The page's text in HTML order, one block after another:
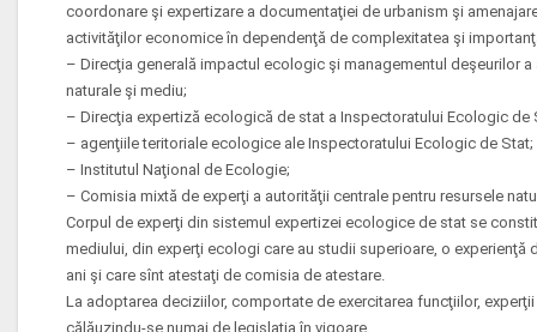
coordonare şi expertizare a documentaţiei de urbanism şi
activităţilor economice în dependenţă de complexitatea şi
– Direcţia generală impactul ecologic şi managementul deşeurilor
naturale şi mediu;
– Direcţia expertiză ecologică de stat a Inspectoratului Ecologic de
– agenţiile teritoriale ecologice ale Inspectoratului Ecologic de Stat;
– Institutul Naţional de Ecologie;
– Comisia mixtă de experţi a autorităţii centrale pentru resursele
Corpul de experţi din sistemul expertizei ecologice de stat se
mediului, din experţi ecologi care au studii superioare, o experienţă
ani şi care sînt atestaţi de comisia de atestare.
La adoptarea deciziilor, comportate de exercitarea funcţiilor,
călăuzindu-se numai de legislaţia în vigoare.